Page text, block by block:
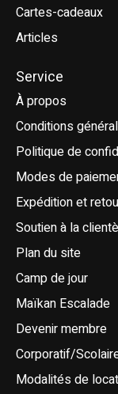
Cartes-cadeaux
Articles
Service
À propos
Conditions
Politique de
Modes de
Expédition et
Soutien à la
Plan du site
Camp de jour
Maïkan Escalade
Devenir membre
Corporatif/
Modalités de